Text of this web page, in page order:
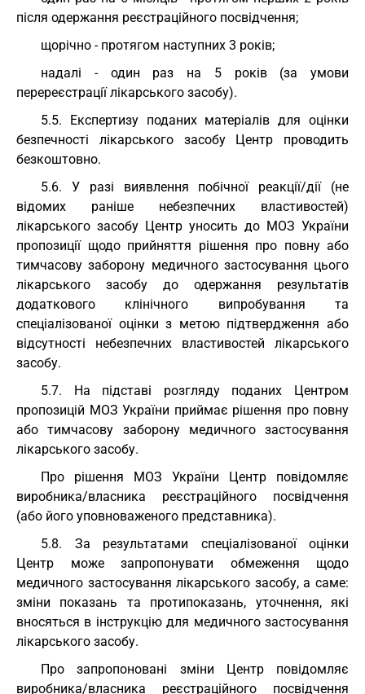
після одержання реєстраційного посвідчення;
щорічно - протягом наступних 3 років;
надалі - один раз на 5 років (за умови
перереєстрації лікарського засобу).
5.5. Експертизу поданих матеріалів для оцінки
безпечності лікарського засобу Центр проводить
безкоштовно.
5.6. У разі виявлення побічної реакції/дії (не
відомих раніше небезпечних властивостей)
лікарського засобу Центр уносить до МОЗ України
пропозиції щодо прийняття рішення про повну або
тимчасову заборону медичного застосування цього
лікарського засобу до одержання результатів
додаткового клінічного випробування та
спеціалізованої оцінки з метою підтвердження або
відсутності небезпечних властивостей лікарського
засобу.
5.7. На підставі розгляду поданих Центром
пропозицій МОЗ України приймає рішення про повну
або тимчасову заборону медичного застосування
лікарського засобу.
Про рішення МОЗ України Центр повідомляє
виробника/власника реєстраційного посвідчення
(або його уповноваженого представника).
5.8. За результатами спеціалізованої оцінки
Центр може запропонувати обмеження щодо
медичного застосування лікарського засобу, а саме:
зміни показань та протипоказань, уточнення, які
вносяться в інструкцію для медичного застосування
лікарського засобу.
Про запропоновані зміни Центр повідомляє
виробника/власника реєстраційного посвідчення